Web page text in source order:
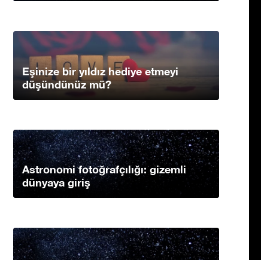
Eşinize bir yıldız hediye etmeyi
düşündünüz mü?
Astronomi fotoğrafçılığı: gizemli
dünyaya giriş